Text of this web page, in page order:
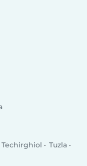
Techirghiol
Tuzla